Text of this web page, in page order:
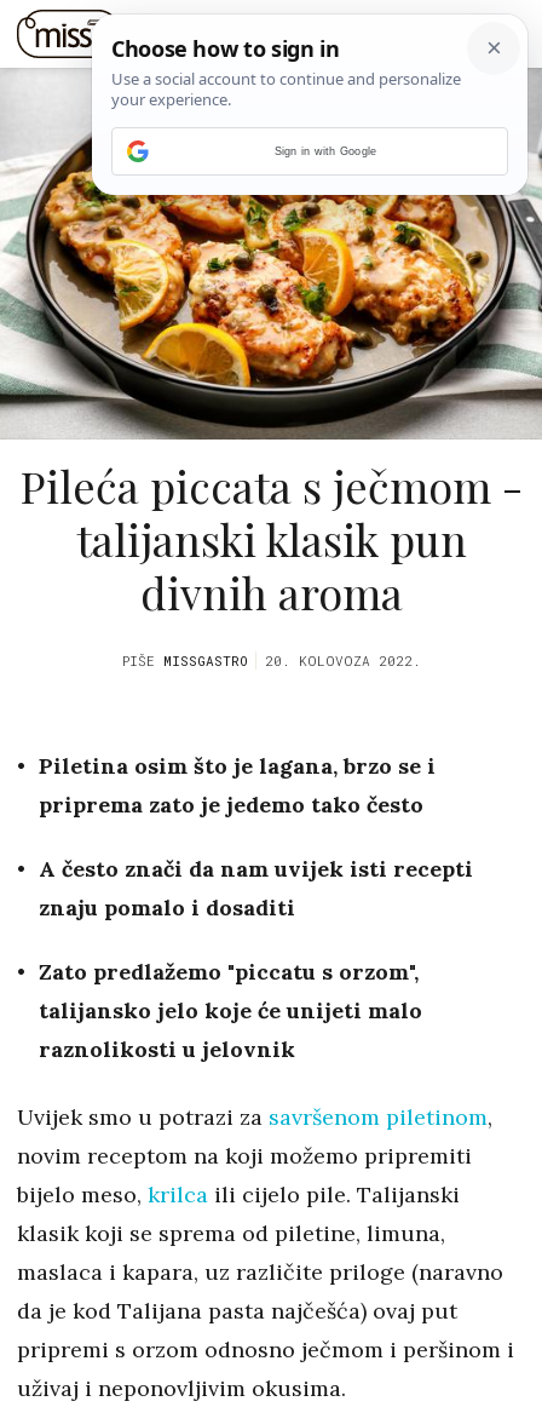
Pileća piccata s ječmom -
talijanski klasik pun
divnih aroma
PIŠE MISSGASTRO 20. KOLOVOZA 2022.
Piletina osim što je lagana, brzo se i
priprema zato je jedemo tako često
A često znači da nam uvijek isti recepti
znaju pomalo i dosaditi
Zato predlažemo "piccatu s orzom",
talijansko jelo koje će unijeti malo
raznolikosti u jelovnik
Uvijek smo u potrazi za savršenom piletinom,
novim receptom na koji možemo pripremiti
bijelo meso, krilca ili cijelo pile. Talijanski
klasik koji se sprema od piletine, limuna,
maslaca i kapara, uz različite priloge (naravno
da je kod Talijana pasta najčešća) ovaj put
pripremi s orzom odnosno ječmom i peršinom i
uživaj i neponovljivim okusima.
Sign in with Google